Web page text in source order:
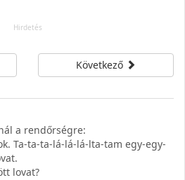
Következő
a rendőrségre:
Ta-ta-ta-lá-lá-lá-lta-tam egy-egy-
lovat?